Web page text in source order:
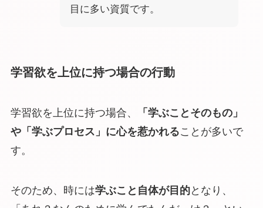
目に多い資質です。
学習欲を上位に持つ場合の行動
学習欲を上位に持つ場合、
「学ぶことそのもの」
や「学ぶプロセス」に心を惹かれることが多いで
す。
そのため、時には学ぶこと自体が目的となり、